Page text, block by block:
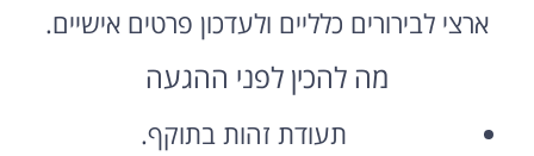
ארצי לבירורים כלליים ולעדכון פרטים אישיים.
מה להכין לפני ההגעה
תעודת זהות בתוקף.